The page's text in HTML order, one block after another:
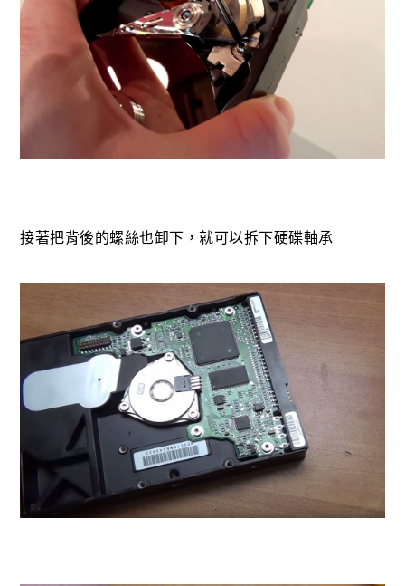
接著把背後的螺絲也卸下，就可以拆下硬碟軸承